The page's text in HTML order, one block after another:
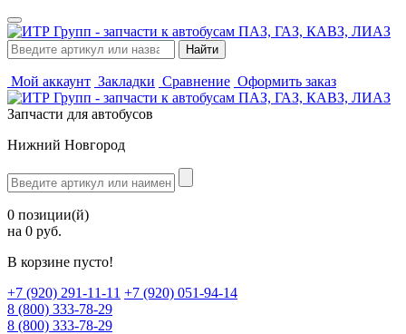
Мой аккаунт Закладки Сравнение Оформить заказ
Запчасти для автобусов
Нижний Новгород
0 позиции(й)
на 0 руб.
В корзине пусто!
‪+7 (920) 291-11-11 +7 (920) 051-94-14
8 (800) 333-78-29
8 (800) 333-78-29